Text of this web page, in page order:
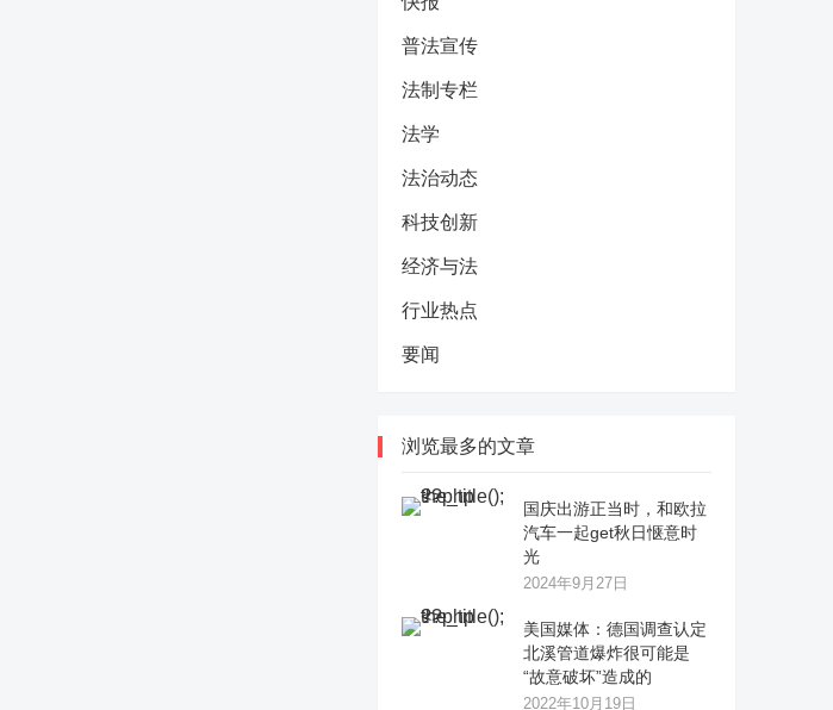
普法宣传
法制专栏
法学
法治动态
科技创新
经济与法
行业热点
要闻
浏览最多的文章
国庆出游正当时，和欧拉
汽车一起get秋日惬意时
光
2024年9月27日
美国媒体：德国调查认定
北溪管道爆炸很可能是
“故意破坏”造成的
2022年10月19日